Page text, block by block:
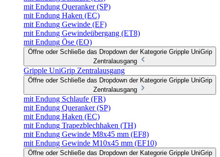
mit Endung Queranker (SP)
mit Endung Haken (EC)
mit Endung Gewinde (EF)
mit Endung Gewindeübergang (ET8)
mit Endung Öse (EO)
Öffne oder Schließe das Dropdown der Kategorie Gripple UniGrip
Zentralausgang
Gripple UniGrip Zentralausgang
Öffne oder Schließe das Dropdown der Kategorie Gripple UniGrip
Zentralausgang
mit Endung Schlaufe (FR)
mit Endung Queranker (SP)
mit Endung Haken (EC)
mit Endung Trapezblechhaken (TH)
mit Endung Gewinde M8x45 mm (EF8)
mit Endung Gewinde M10x45 mm (EF10)
Öffne oder Schließe das Dropdown der Kategorie Gripple UniGrip